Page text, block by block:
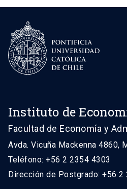
Instituto de
Facultad de Economía y
Avda. Vicuña Mackenna 4860,
Teléfono: +56 2 2354 4303
Dirección de Postgrado: +56 2